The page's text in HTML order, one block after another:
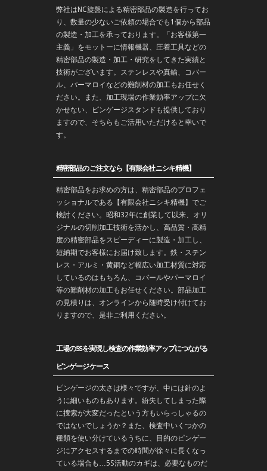
弊社はNC旋盤による精密部品の製造を行ってお
り、数量の少ないご依頼の場合でも1個から部品
の製造・加工を承っております。「お客様第一
主義」をモットーに情報機器、圧着工具などの
精密部品の製造・ 加工 ・ 研究をしてきた実績と
技術がございます。 ステンレスや真鍮、コバー
ル、パーマロイなどの難削材の加工もお任せく
ださい。また、加工現場の作業効率アップに欠
かせない、ピンゲージスタンドも提供しており
ますので、そちらもご活用いただけると幸いで
す。
精密部品のご注文なら【有限会社ニシキ精機】
精密部品をお求めの方は、精密部品のプロフェ
ッショナルである【有限会社ニシキ精機】でご
検討ください。昭和32年に創業して以来、オリ
ジナルの切削加工技術を活かし、高品質・高精
度の精密部品をスピーディーに製造・加工し、
短納期でお客様にお届け致します。鉄・ステン
レス・アルミ・黄銅など幅広い加工材質に対応
しているのはもちろん、コバールやパーマロイ
等の難削材の加工もお任せください。部品加工
の見積りは、オンラインから随時受け付けてお
りますので、是非ご利用ください。
工場の5Sを実現し検査の作業効率アップにつながる
ピンゲージケース
ピンゲージの太さは様々ですが、中には針のよ
うに細いものもあります。紛失してしまった際
に捜索が大変だったという方もいらっしゃるの
ではないでしょうか？また、検査中いくつかの
種類を使い分けているうちに、目的のピンゲー
ジにアクセスするまでの時間が徐々に長くなっ
ている場合も…5S活動のカギは、必要なものだ